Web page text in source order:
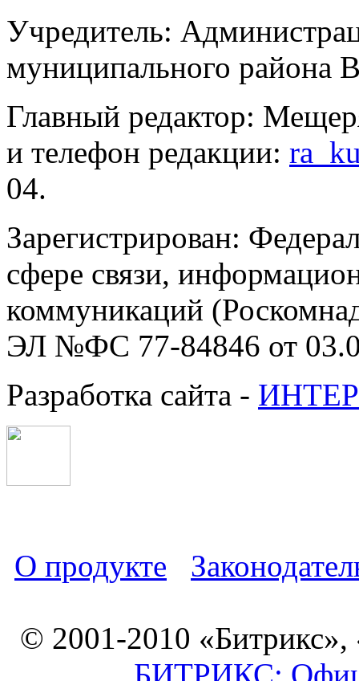
Учредитель:
муниципального района
Главный редактор:
и телефон редакции:
04.
Зарегистрирован:
сфере связи,
коммуникаций
ЭЛ №ФС 77-84846 от
Разработка сайта -
О продукте
© 2001-2010 «Битрикс»,